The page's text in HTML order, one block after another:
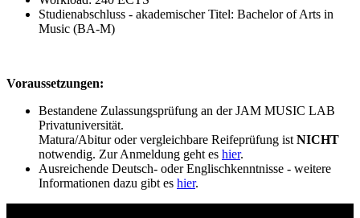
Studienabschluss - akademischer Titel: Bachelor of Arts in
Music (BA-M)
Voraussetzungen:
Bestandene Zulassungsprüfung an der JAM MUSIC LAB
Privatuniversität.
Matura/Abitur oder vergleichbare Reifeprüfung ist NICHT
notwendig. Zur Anmeldung geht es hier.
Ausreichende Deutsch- oder Englischkenntnisse - weitere
Informationen dazu gibt es hier.